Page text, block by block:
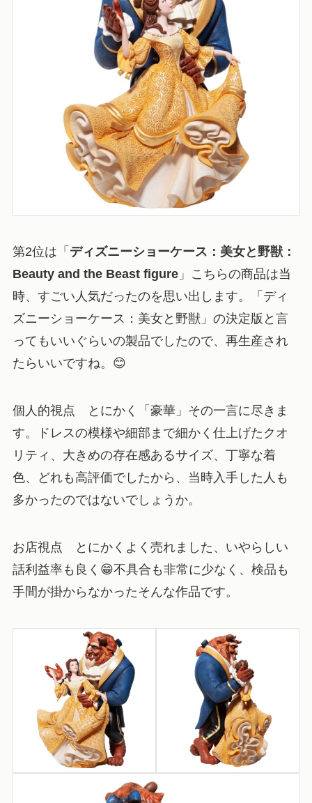
第2位は「 ディズニーショーケース：美女と野獣：
Beauty and the Beast figure」こちらの商品は当
時、すごい人気だったのを思い出します。「ディ
ズニーショーケース：美女と野獣」の決定版と言
ってもいいぐらいの製品でしたので、再生産され
たらいいですね。😊
個人的視点 とにかく「豪華」その一言に尽きま
す。ドレスの模様や細部まで細かく仕上げたクオ
リティ、大きめの存在感あるサイズ、丁寧な着
色、どれも高評価でしたから、当時入手した人も
多かったのではないでしょうか。
お店視点 とにかくよく売れました、いやらしい
話利益率も良く😁不具合も非常に少なく、検品も
手間が掛からなかったそんな作品です。